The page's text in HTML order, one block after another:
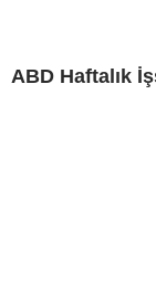
ABD Haftalık